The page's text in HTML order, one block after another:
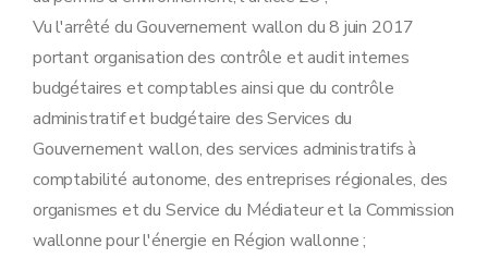
Vu l'arrêté du Gouvernement wallon du 8 juin 2017
portant organisation des contrôle et audit internes
budgétaires et comptables ainsi que du contrôle
administratif et budgétaire des Services du
Gouvernement wallon, des services administratifs à
comptabilité autonome, des entreprises régionales, des
organismes et du Service du Médiateur et la Commission
wallonne pour l'énergie en Région wallonne ;